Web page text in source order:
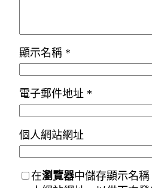
顯示名稱 *
電子郵件地址 *
個人網站網址
在瀏覽器中儲存顯示名